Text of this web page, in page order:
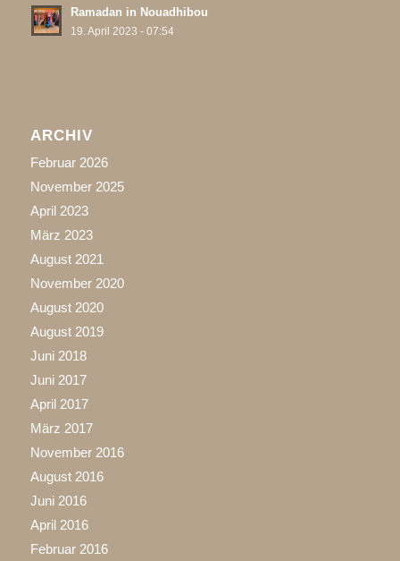
Ramadan in Nouadhibou
19. April 2023 - 07:54
ARCHIV
Februar 2026
November 2025
April 2023
März 2023
August 2021
November 2020
August 2020
August 2019
Juni 2018
Juni 2017
April 2017
März 2017
November 2016
August 2016
Juni 2016
April 2016
Februar 2016